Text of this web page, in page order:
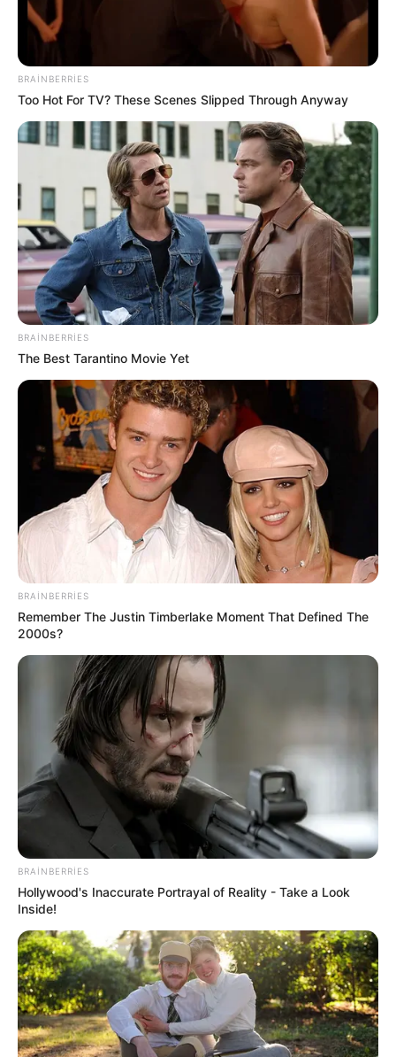
08:57 / 06 Avqust 2026
Bakıda 3 istiqamətdəTIXAC VAR
60
00:51 / 06 Avqust 2026 DÜNYA
İndoneziya sahillərindəzəlzələ oldu
127
BRAINBERRIES
Too Hot For TV? These Scenes Slipped Through Anyway
BRAINBERRIES
The Best Tarantino Movie Yet
BRAINBERRIES
Remember The Justin Timberlake Moment That Defined The
2000s?
BRAINBERRIES
Hollywood's Inaccurate Portrayal of Reality - Take a Look
Inside!